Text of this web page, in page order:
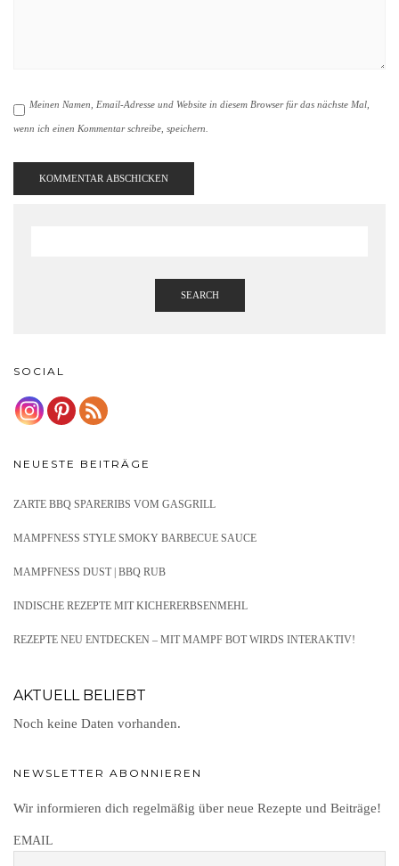
Meinen Namen, Email-Adresse und Website in diesem Browser für das nächste Mal,
wenn ich einen Kommentar schreibe, speichern.
SEARCH
SOCIAL
NEUESTE BEITRÄGE
ZARTE BBQ SPARERIBS VOM GASGRILL
MAMPFNESS STYLE SMOKY BARBECUE SAUCE
MAMPFNESS DUST | BBQ RUB
INDISCHE REZEPTE MIT KICHERERBSENMEHL
REZEPTE NEU ENTDECKEN – MIT MAMPF BOT WIRDS INTERAKTIV!
AKTUELL BELIEBT
Noch keine Daten vorhanden.
NEWSLETTER ABONNIEREN
Wir informieren dich regelmäßig über neue Rezepte und Beiträge!
EMAIL